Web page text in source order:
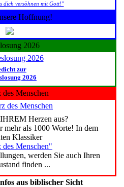
dich versöhnen mit Gott!"
Hoffnung!
2026
zur
2026
des Menschen
Herzen aus?
mehr als 1000 Worte! In dem
Klassiker
des Menschen"
werden Sie auch Ihren
finden ...
aus biblischer Sicht